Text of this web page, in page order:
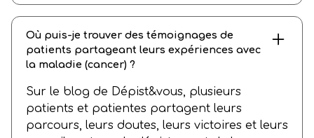
Où puis-je trouver des témoignages de
patients partageant leurs expériences avec
la maladie (cancer) ?
Sur le blog de Dépist&vous, plusieurs
patients et patientes partagent leurs
parcours, leurs doutes, leurs victoires et leurs